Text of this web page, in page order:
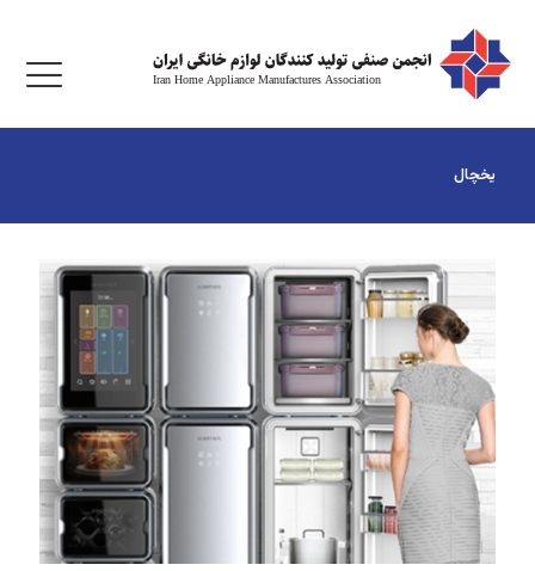
یخچال